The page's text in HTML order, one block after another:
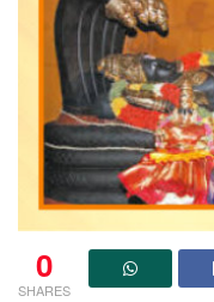
0
SHARES